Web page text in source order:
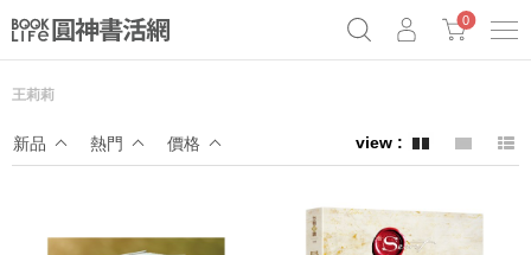
Netflix話題章魚小說！
0
王莉莉
新品 熱門 價格